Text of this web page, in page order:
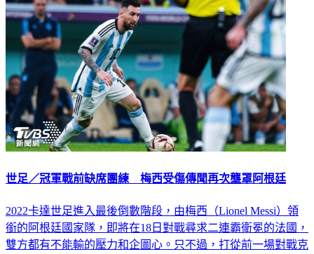
世足／冠軍戰前缺席團練 梅西受傷傳聞再次壟罩阿根廷
2022卡達世足進入最後倒數階段，由梅西（Lionel Messi）領
銜的阿根廷國家隊，即將在18日對戰尋求二連霸衛冕的法國，
雙方都有不能輸的壓力和企圖心。只不過，打從前一場對戰克